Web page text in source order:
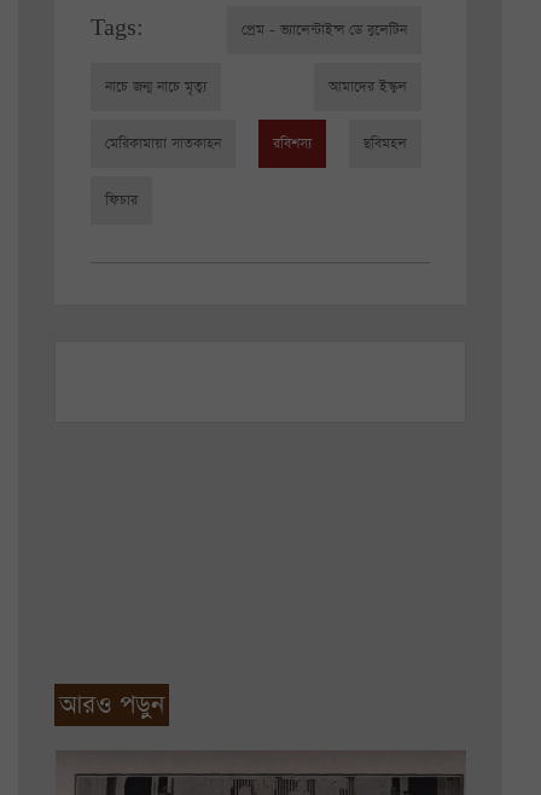
Tags: প্রেম - ভ্যালেন্টাইন্স ডে বুলেটিন
নাচে জন্ম নাচে মৃত্যু আমাদের ইস্কুল
মেরিকামায়া সাতকাহন রবিশস্য ছবিমহল
ফিচার
আরও পড়ুন